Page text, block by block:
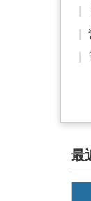
最